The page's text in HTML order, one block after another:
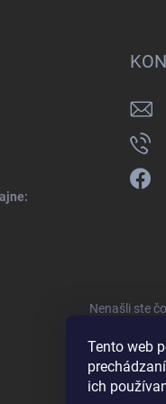
Tento web
ich
Nenašli ste